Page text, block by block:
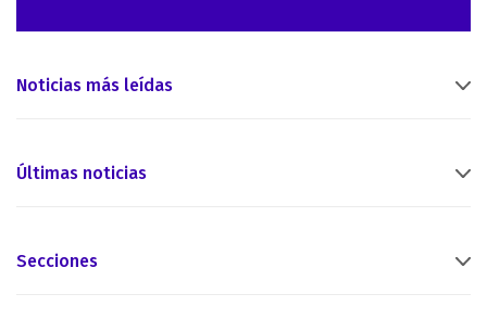
Noticias más leídas
Últimas noticias
Secciones